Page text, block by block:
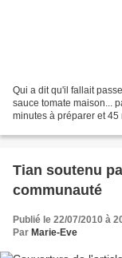
Qui a dit qu'il fallait
sauce tomate maison...
minutes à préparer et
Tian soutenu
communauté
Publié le 22/07/2010 à
Par Marie-Eve